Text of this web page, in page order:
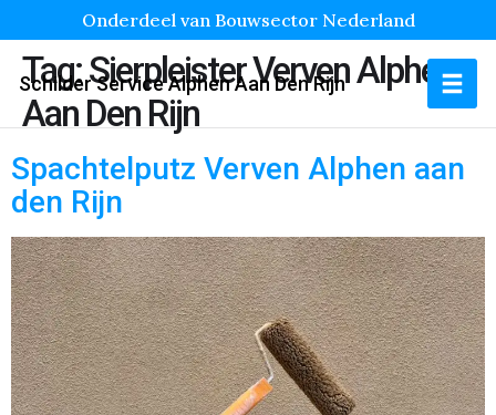
Onderdeel van Bouwsector Nederland
Schilder Service Alphen Aan Den Rijn
Tag:Sierpleister Verven Alphen
Aan Den Rijn
Spachtelputz Verven Alphen aan
den Rijn